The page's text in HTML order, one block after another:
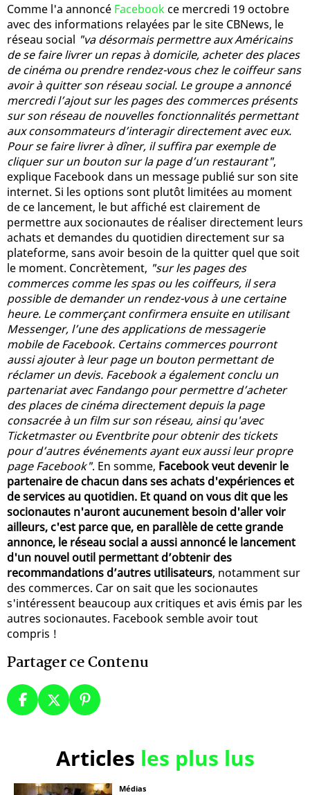
Comme l'a annoncé Facebookce mercredi 19 octobre
avec des informations relayées par le site CBNews, le
réseau social "va désormais permettre aux Américains
de se faire livrer un repas à domicile, acheter des places
de cinéma ou prendre rendez-vous chez le coiffeur sans
avoir à quitter son réseau social. Le groupe a annoncé
mercredi l’ajout sur les pages des commerces présents
sur son réseau de nouvelles fonctionnalités permettant
aux consommateurs d’interagir directement avec eux.
Pour se faire livrer à dîner, il suffira par exemple de
cliquer sur un bouton sur la page d’un restaurant",
explique Facebook dans un message publié sur son site
internet. Si les options sont plutôt limitées au moment
de ce lancement, le but affiché est clairement de
permettre aux socionautes de réaliser directement leurs
achats et demandes du quotidien directement sur sa
plateforme, sans avoir besoin de la quitter quel que soit
le moment. Concrètement, "sur les pages des
commerces comme les spas ou les coiffeurs, il sera
possible de demander un rendez-vous à une certaine
heure. Le commerçant confirmera ensuite en utilisant
Messenger, l’une des applications de messagerie
mobile de Facebook. Certains commerces pourront
aussi ajouter à leur page un bouton permettant de
réclamer un devis. Facebook a également conclu un
partenariat avec Fandango pour permettre d’acheter
des places de cinéma directement depuis la page
consacrée à un film sur son réseau, ainsi qu'avec
Ticketmaster ou Eventbrite pour obtenir des tickets
pour d’autres événements ayant eux aussi leur propre
page Facebook". En somme, Facebook veut devenir le
partenaire de chacun dans ses achats d'expériences et
de services au quotidien. Et quand on vous dit que les
socionautes n'auront aucunement besoin d'aller voir
ailleurs, c'est parce que, en parallèle de cette grande
annonce, le réseau social a aussi annoncé le lancement
d'un nouvel outil permettant d’obtenir des
recommandations d’autres utilisateurs, notamment sur
des commerces. Car on sait que les socionautes
s'intéressent beaucoup aux critiques et avis émis par les
autres socionautes. Facebook semble avoir tout
compris !
Partager ce Contenu
Articles les plus lus
Médias